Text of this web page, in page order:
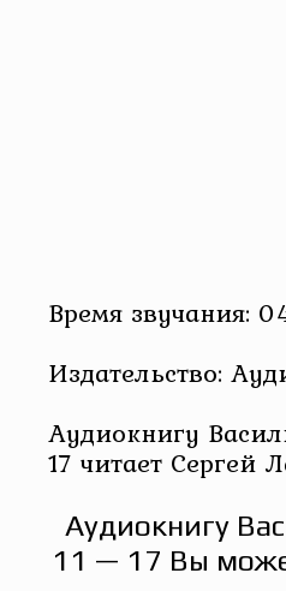
Время звучания:
Издательство:
Аудиокнигу
17 читает Сергей
Аудиокнигу
11 — 17 Вы